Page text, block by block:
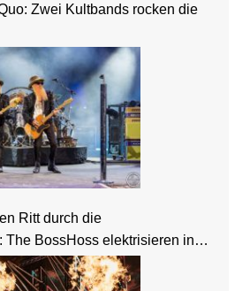
Zwei Kultbands rocken die
Ritt durch die
The BossHoss elektrisieren in